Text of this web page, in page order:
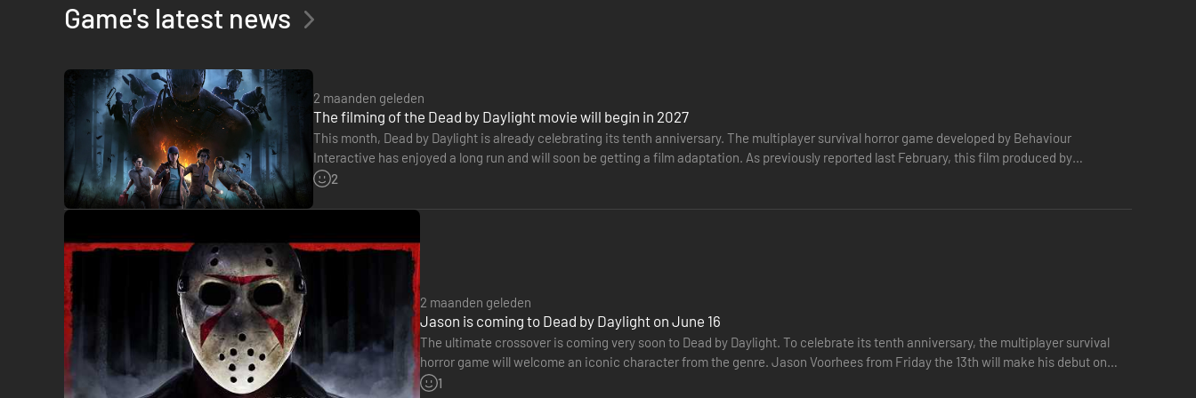
Dracula heeft3 nieuwe bonussen.
Hex: Wretched Fate
Als er 1 generator is gerepareerd, wordt de obsessie vervloekt door een heksentotem, waardoor de reparatiesnelheid wordt vertraagd. Als ze in de buurt zijn, kunnen ze deze heksentotem
zien.
Human Greed
Zie de aura's van ongeopende kisten en Survivors die in je buurt komen. Ook kun je geopende kisten sluiten.
Dominance
Als een Survivor voor het eerst een kist of totem aanraakt, wordt deze kort geblokkeerd door de Entity.
Game's latest news
2 maanden geleden
The filming of the Dead by Daylight movie will begin in 2027
This month, Dead by Daylight is already celebrating its tenth anniversary. The multiplayer survival horror game developed by Behaviour
Interactive has enjoyed a long run and will soon be getting a film adaptation. As previously reported last February, this film produced by
Blumhouse-Atomic Monster will…
2
2 maanden geleden
Jason is coming to Dead by Daylight on June 16
The ultimate crossover is coming very soon to Dead by Daylight. To celebrate its tenth anniversary, the multiplayer survival
horror game will welcome an iconic character from the genre. Jason Voorhees from Friday the 13th will make his debut on
June 16, 2026. The studio Behaviour Interactive has released…
1